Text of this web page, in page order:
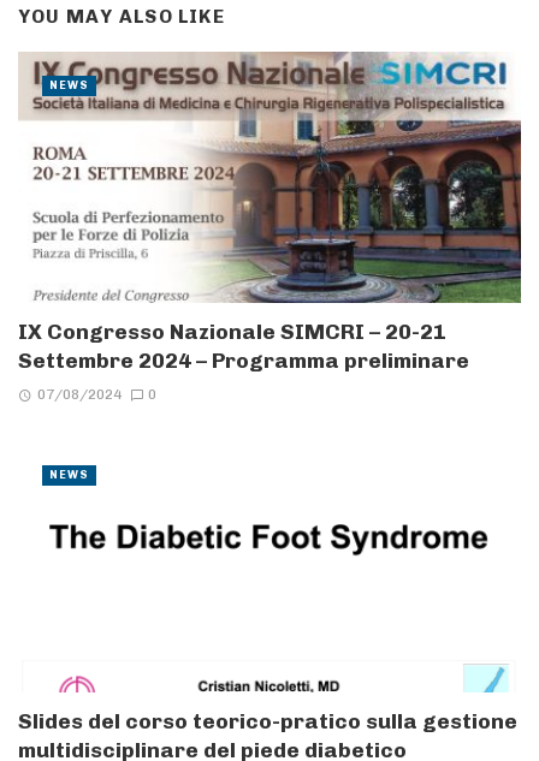
YOU MAY ALSO LIKE
IX Congresso Nazionale SIMCRI – 20-21
Settembre 2024 – Programma preliminare
07/08/2024 0
NEWS
Slides del corso teorico-pratico sulla gestione
multidisciplinare del piede diabetico
NEWS